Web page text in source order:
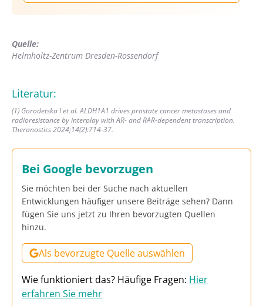
Quelle:
Helmholtz-Zentrum Dresden-Rossendorf
Literatur:
(1) Gorodetska I et al. ALDH1A1 drives prostate cancer metastases and
radioresistance by interplay with AR- and RAR-dependent transcription.
Theranostics 2024;14(2):714-37.
Bei Google bevorzugen
Sie möchten bei der Suche nach aktuellen
Entwicklungen häufiger unsere Beiträge sehen? Dann
fügen Sie uns jetzt zu Ihren bevorzugten Quellen
hinzu.
Als bevorzugte Quelle auswählen
Wie funktioniert das? Häufige Fragen: Hier
erfahren Sie mehr